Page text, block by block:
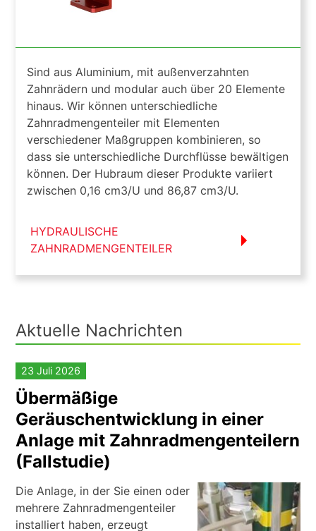
Sind aus Aluminium, mit außenverzahnten
Zahnrädern und modular auch über 20 Elemente
hinaus. Wir können unterschiedliche
Zahnradmengenteiler mit Elementen
verschiedener Maßgruppen kombinieren, so
dass sie unterschiedliche Durchflüsse bewältigen
können. Der Hubraum dieser Produkte variiert
zwischen 0,16 cm3/U und 86,87 cm3/U.
HYDRAULISCHE
ZAHNRADMENGENTEILER
Aktuelle Nachrichten
23 Juli 2026
Übermäßige
Geräuschentwicklung in einer
Anlage mit Zahnradmengenteilern
(Fallstudie)
Die Anlage, in der Sie einen oder
mehrere Zahnradmengenteiler
installiert haben, erzeugt